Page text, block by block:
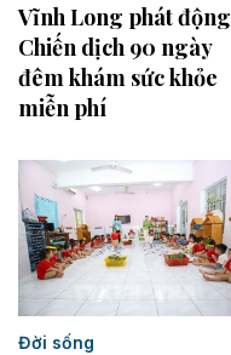
Vĩnh Long phát động
Chiến dịch 90 ngày
đêm khám sức khỏe
miễn phí
Đời sống